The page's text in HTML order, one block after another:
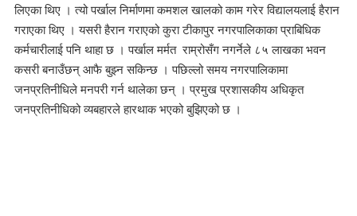
लिएका थिए । त्यो पर्खाल निर्माणमा कमशल खालको काम गरेर विद्यालयलाई हैरान
गराएका थिए । यसरी हैरान गराएको कुरा टीकापुर नगरपालिकाका प्राबिधिक
कर्मचारीलाई पनि थाहा छ । पर्खाल मर्मत राम्रोसँग नगर्नेले ८५ लाखका भवन
कसरी बनाउँछन् आफै बुझ्न सकिन्छ । पछिल्लो समय नगरपालिकामा
जनप्रतिनीधिले मनपरी गर्न थालेका छन् । प्रमुख प्रशासकीय अधिकृत
जनप्रतिनीधिको व्यबहारले हारथाक भएको बुझिएको छ ।